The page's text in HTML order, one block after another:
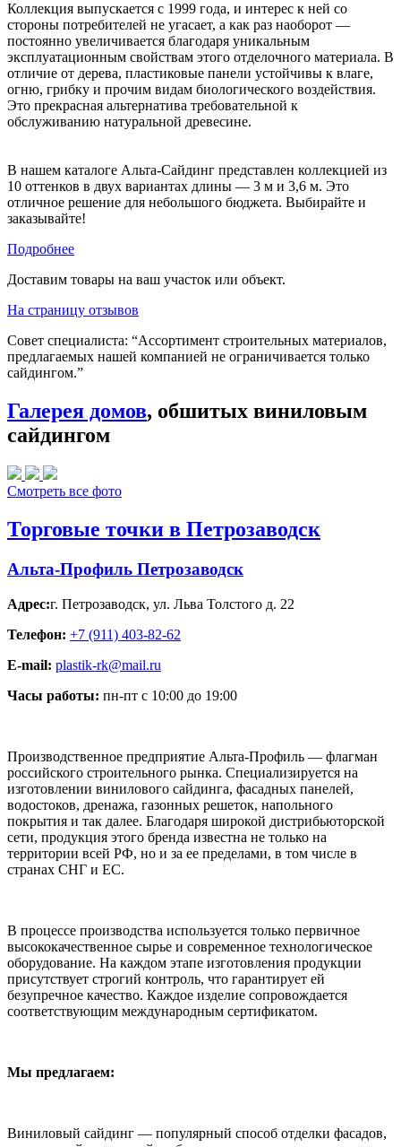
Коллекция выпускается с 1999 года, и интерес к ней со
стороны потребителей не угасает, а как раз наоборот —
постоянно увеличивается благодаря уникальным
эксплуатационным свойствам этого отделочного материала. В
отличие от дерева, пластиковые панели устойчивы к влаге,
огню, грибку и прочим видам биологического воздействия.
Это прекрасная альтернатива требовательной к
обслуживанию натуральной древесине.
В нашем каталоге Альта-Сайдинг представлен коллекцией из
10 оттенков в двух вариантах длины — 3 м и 3,6 м. Это
отличное решение для небольшого бюджета. Выбирайте и
заказывайте!
Подробнее
Доставим товары на ваш участок или объект.
На страницу отзывов
Совет специалиста: “Ассортимент строительных материалов,
предлагаемых нашей компанией не ограничивается только
сайдингом.”
Галерея домов, обшитых виниловым
сайдингом
Смотреть все фото
Торговые точки в Петрозаводск
Альта-Профиль Петрозаводск
Адрес:г. Петрозаводск, ул. Льва Толстого д. 22
Телефон: +7 (911) 403-82-62
E-mail: plastik-rk@mail.ru
Часы работы: пн-пт с 10:00 до 19:00
Производственное предприятие Альта-Профиль — флагман
российского строительного рынка. Специализируется на
изготовлении винилового сайдинга, фасадных панелей,
водостоков, дренажа, газонных решеток, напольного
покрытия и так далее. Благодаря широкой дистрибьюторской
сети, продукция этого бренда известна не только на
территории всей РФ, но и за ее пределами, в том числе в
странах СНГ и ЕС.
В процессе производства используется только первичное
высококачественное сырье и современное технологическое
оборудование. На каждом этапе изготовления продукции
присутствует строгий контроль, что гарантирует ей
безупречное качество. Каждое изделие сопровождается
соответствующим международным сертификатом.
Мы предлагаем:
Виниловый сайдинг — популярный способ отделки фасадов,